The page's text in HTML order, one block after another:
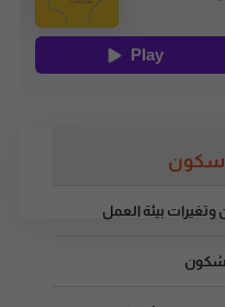
سكون
بيئة العمل